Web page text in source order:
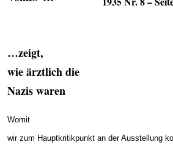
…zeigt,
wie ärztlich die
Nazis waren
Womit
wir zum Hauptkritikpunkt an der Ausstellung